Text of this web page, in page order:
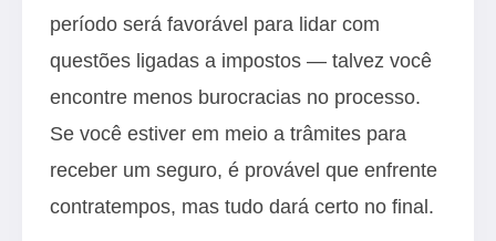
período será favorável para lidar com
questões ligadas a impostos — talvez você
encontre menos burocracias no processo.
Se você estiver em meio a trâmites para
receber um seguro, é provável que enfrente
contratempos, mas tudo dará certo no final.